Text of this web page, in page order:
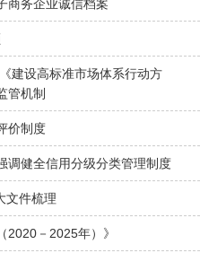
商务企业诚信档案
建设高标准市场体系行动方
管机制
价制度
调健全信用分级分类管理制度
文件梳理
－2025年）》